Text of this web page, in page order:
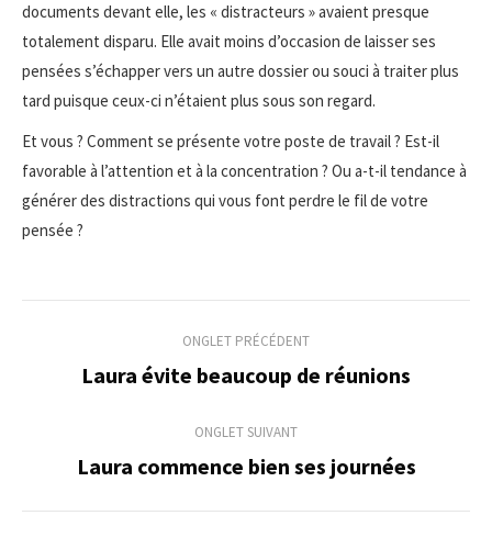
documents devant elle, les « distracteurs » avaient presque
totalement disparu. Elle avait moins d’occasion de laisser ses
pensées s’échapper vers un autre dossier ou souci à traiter plus
tard puisque ceux-ci n’étaient plus sous son regard.
Et vous ? Comment se présente votre poste de travail ? Est-il
favorable à l’attention et à la concentration ? Ou a-t-il tendance à
générer des distractions qui vous font perdre le fil de votre
pensée ?
commentaire
ONGLET PRÉCÉDENT
Onglet
Laura évite beaucoup de réunions
ONGLET SUIVANT
Onglet
Laura commence bien ses journées